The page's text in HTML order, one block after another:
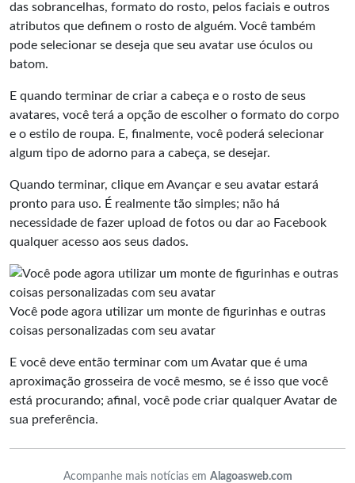
das sobrancelhas, formato do rosto, pelos faciais e outros
atributos que definem o rosto de alguém. Você também
pode selecionar se deseja que seu avatar use óculos ou
batom.
E quando terminar de criar a cabeça e o rosto de seus
avatares, você terá a opção de escolher o formato do corpo
e o estilo de roupa. E, finalmente, você poderá selecionar
algum tipo de adorno para a cabeça, se desejar.
Quando terminar, clique em Avançar e seu avatar estará
pronto para uso. É realmente tão simples; não há
necessidade de fazer upload de fotos ou dar ao Facebook
qualquer acesso aos seus dados.
Você pode agora utilizar um monte de figurinhas e outras
coisas personalizadas com seu avatar
E você deve então terminar com um Avatar que é uma
aproximação grosseira de você mesmo, se é isso que você
está procurando; afinal, você pode criar qualquer Avatar de
sua preferência.
Acompanhe mais notícias em Alagoasweb.com